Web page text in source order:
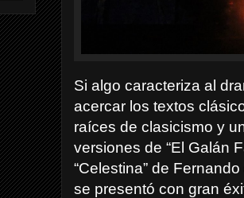
Si algo caracteriza al
acercar los textos
raíces de clasicismo y
versiones de “El Galán
“Celestina” de
se presentó con gran